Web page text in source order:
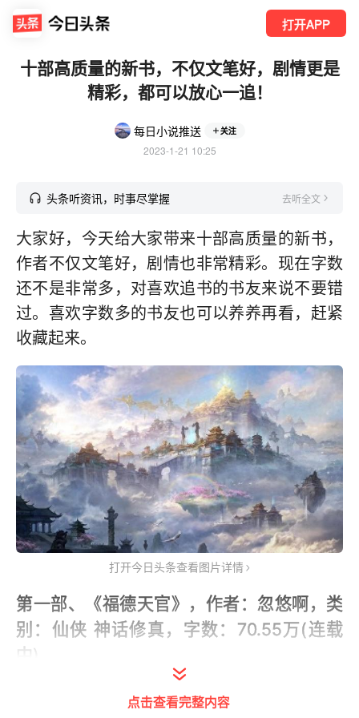
打开APP
十部高质量的新书，不仅文笔好，剧情更是
精彩，都可以放心一追！
每日小说推送 关注
2023-1-21 10:25
头条听资讯，时事尽掌握 去听全文
大家好，今天给大家带来十部高质量的新书，
作者不仅文笔好，剧情也非常精彩。现在字数
还不是非常多，对喜欢追书的书友来说不要错
过。喜欢字数多的书友也可以养养再看，赶紧
收藏起来。
打开今日头条查看图片详情
第一部、《福德天官》，作者：忽悠啊，类
别：仙侠 神话修真，字数：70.55万(连载
中)
神话、山神、香火
点击查看完整内容